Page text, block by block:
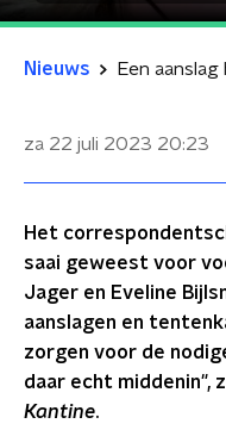
Nieuws
za 22 juli 2023 20:23
Het
saai geweest voor
Jager en Eveline
aanslagen en
zorgen voor de
daar echt middenin",
Kantine.